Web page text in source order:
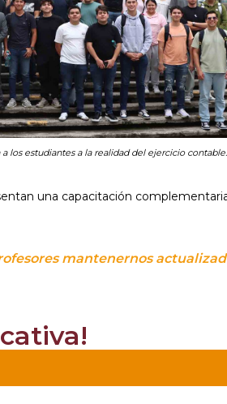
los estudiantes a la realidad del ejercicio contable.
una capacitación
mantenernos